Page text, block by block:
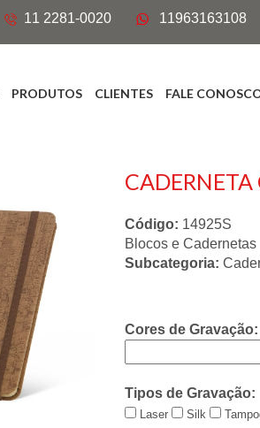
11 2281-0020 11963163108
PRODUTOS CLIENTES FALE
Código: 14925S
Blocos e Cadernetas
Subcategoria:
Cores de Gravação:
Tipos de Gravação:
Laser Silk